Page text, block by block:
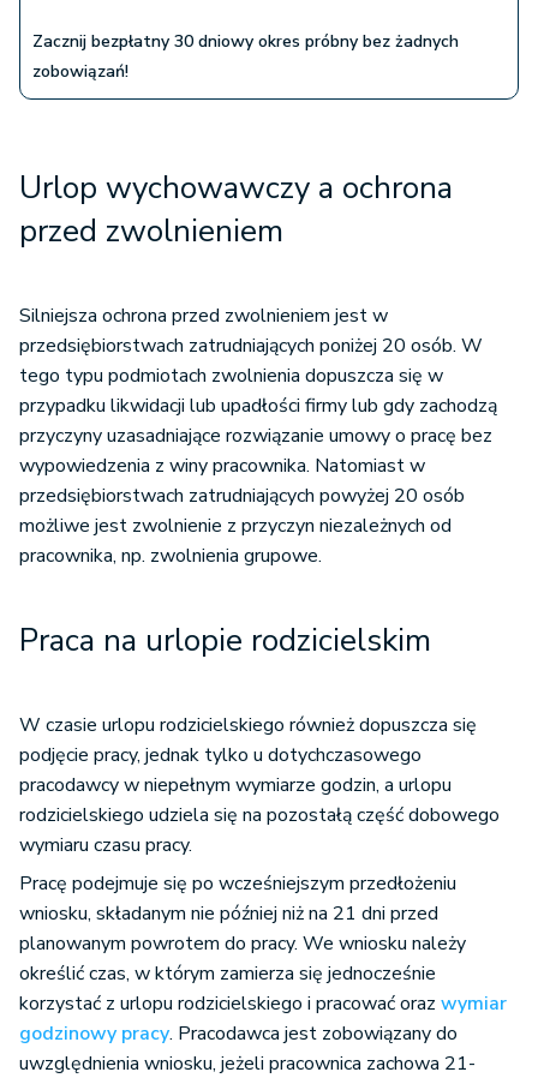
Zacznij bezpłatny 30 dniowy okres próbny bez żadnych
zobowiązań!
Urlop wychowawczy a ochrona
przed zwolnieniem
Silniejsza ochrona przed zwolnieniem jest w
przedsiębiorstwach zatrudniających poniżej 20 osób. W
tego typu podmiotach zwolnienia dopuszcza się w
przypadku likwidacji lub upadłości firmy lub gdy zachodzą
przyczyny uzasadniające rozwiązanie umowy o pracę bez
wypowiedzenia z winy pracownika. Natomiast w
przedsiębiorstwach zatrudniających powyżej 20 osób
możliwe jest zwolnienie z przyczyn niezależnych od
pracownika, np. zwolnienia grupowe.
Praca na urlopie rodzicielskim
W czasie urlopu rodzicielskiego również dopuszcza się
podjęcie pracy, jednak tylko u dotychczasowego
pracodawcy w niepełnym wymiarze godzin, a urlopu
rodzicielskiego udziela się na pozostałą część dobowego
wymiaru czasu pracy.
Pracę podejmuje się po wcześniejszym przedłożeniu
wniosku, składanym nie później niż na 21 dni przed
planowanym powrotem do pracy. We wniosku należy
określić czas, w którym zamierza się jednocześnie
korzystać z urlopu rodzicielskiego i pracować oraz wymiar
godzinowy pracy. Pracodawca jest zobowiązany do
uwzględnienia wniosku, jeżeli pracownica zachowa 21-